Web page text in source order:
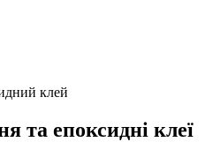
клей
та епоксидні клеї